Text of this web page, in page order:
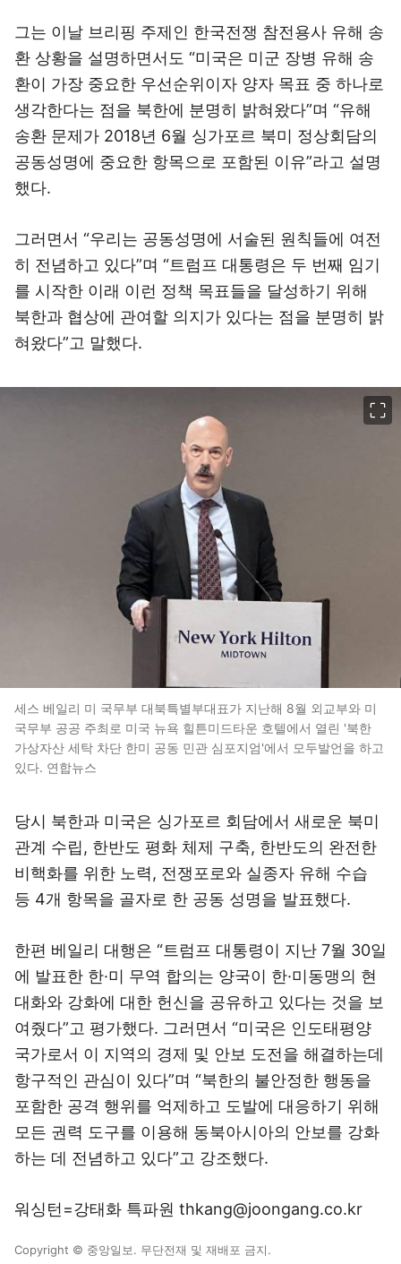
그는 이날 브리핑 주제인 한국전쟁 참전용사 유해 송
환 상황을 설명하면서도 “미국은 미군 장병 유해 송
환이 가장 중요한 우선순위이자 양자 목표 중 하나로
생각한다는 점을 북한에 분명히 밝혀왔다”며 “유해
송환 문제가 2018년 6월 싱가포르 북미 정상회담의
공동성명에 중요한 항목으로 포함된 이유”라고 설명
했다.
그러면서 “우리는 공동성명에 서술된 원칙들에 여전
히 전념하고 있다”며 “트럼프 대통령은 두 번째 임기
를 시작한 이래 이런 정책 목표들을 달성하기 위해
북한과 협상에 관여할 의지가 있다는 점을 분명히 밝
혀왔다”고 말했다.
세스 베일리 미 국무부 대북특별부대표가 지난해 8월 외교부와 미
국무부 공공 주최로 미국 뉴욕 힐튼미드타운 호텔에서 열린 '북한
가상자산 세탁 차단 한미 공동 민관 심포지엄'에서 모두발언을 하고
있다. 연합뉴스
당시 북한과 미국은 싱가포르 회담에서 새로운 북미
관계 수립, 한반도 평화 체제 구축, 한반도의 완전한
비핵화를 위한 노력, 전쟁포로와 실종자 유해 수습
등 4개 항목을 골자로 한 공동 성명을 발표했다.
한편 베일리 대행은 “트럼프 대통령이 지난 7월 30일
에 발표한 한·미 무역 합의는 양국이 한·미동맹의 현
대화와 강화에 대한 헌신을 공유하고 있다는 것을 보
여줬다”고 평가했다. 그러면서 “미국은 인도태평양
국가로서 이 지역의 경제 및 안보 도전을 해결하는데
항구적인 관심이 있다”며 “북한의 불안정한 행동을
포함한 공격 행위를 억제하고 도발에 대응하기 위해
모든 권력 도구를 이용해 동북아시아의 안보를 강화
하는 데 전념하고 있다”고 강조했다.
워싱턴=강태화 특파원 thkang@joongang.co.kr
Copyright © 중앙일보. 무단전재 및 재배포 금지.